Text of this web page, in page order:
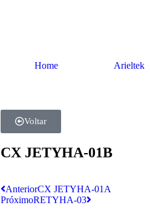
Home Arieltek
Voltar
CX JETYHA-01B
AnteriorCX JETYHA-01A
PróximoRETYHA-03